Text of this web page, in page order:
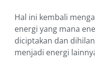
Hal ini kembali
energi yang mana
diciptakan dan
menjadi energi